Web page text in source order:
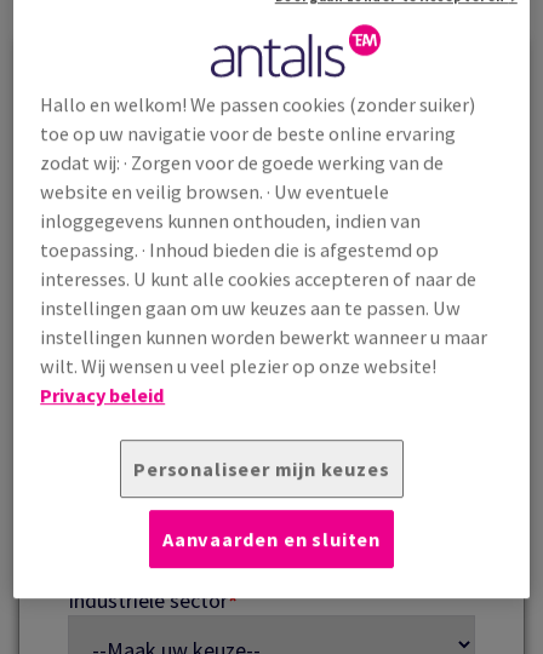
Voornaam*
Achternaam*
E-mail*
Telefoon
Industriële sector*
Hallo en welkom! We passen cookies (zonder suiker)
toe op uw navigatie voor de beste online ervaring
zodat wij: · Zorgen voor de goede werking van de
website en veilig browsen. · Uw eventuele
inloggegevens kunnen onthouden, indien van
toepassing. · Inhoud bieden die is afgestemd op
interesses. U kunt alle cookies accepteren of naar de
instellingen gaan om uw keuzes aan te passen. Uw
instellingen kunnen worden bewerkt wanneer u maar
wilt. Wij wensen u veel plezier op onze website!
Privacy beleid
Personaliseer mijn keuzes
Aanvaarden en sluiten